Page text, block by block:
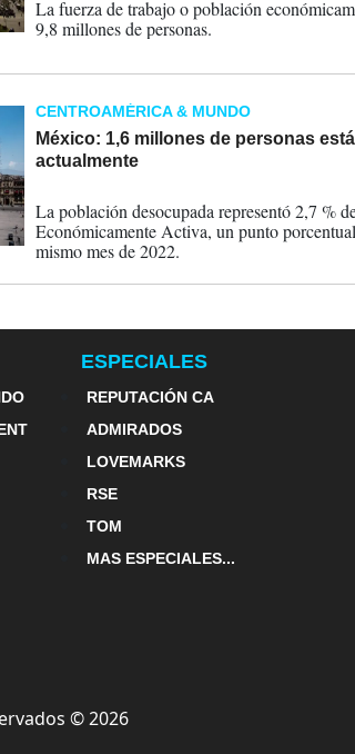
La fuerza de trabajo o población
9,8 millones de personas.
CENTROAMÉRICA & MUNDO
México: 1,6 millones de personas
actualmente
La población desocupada representó 2,7 %
Económicamente Activa, un punto
mismo mes de 2022.
ESPECIALES
REPUTACIÓN CA
ADMIRADOS
LOVEMARKS
RSE
TOM
MAS ESPECIALES...
©2026